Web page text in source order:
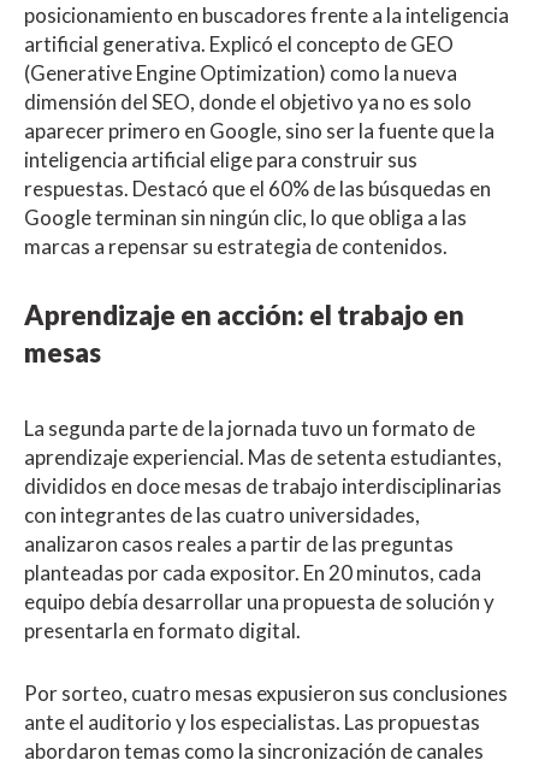
posicionamiento en buscadores frente a la inteligencia
artificial generativa. Explicó el concepto de GEO
(Generative Engine Optimization) como la nueva
dimensión del SEO, donde el objetivo ya no es solo
aparecer primero en Google, sino ser la fuente que la
inteligencia artificial elige para construir sus
respuestas. Destacó que el 60% de las búsquedas en
Google terminan sin ningún clic, lo que obliga a las
marcas a repensar su estrategia de contenidos.
Aprendizaje en acción: el trabajo en
mesas
La segunda parte de la jornada tuvo un formato de
aprendizaje experiencial. Mas de setenta estudiantes,
divididos en doce mesas de trabajo interdisciplinarias
con integrantes de las cuatro universidades,
analizaron casos reales a partir de las preguntas
planteadas por cada expositor. En 20 minutos, cada
equipo debía desarrollar una propuesta de solución y
presentarla en formato digital.
Por sorteo, cuatro mesas expusieron sus conclusiones
ante el auditorio y los especialistas. Las propuestas
abordaron temas como la sincronización de canales